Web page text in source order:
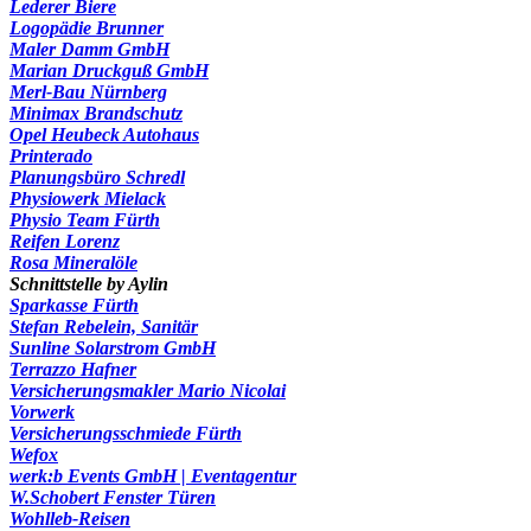
Lederer Biere
Logopädie Brunner
Maler Damm GmbH
Marian Druckguß GmbH
Merl-Bau Nürnberg
Minimax Brandschutz
Opel Heubeck Autohaus
Printerado
Planungsbüro Schredl
Physiowerk Mielack
Physio Team Fürth
Reifen Lorenz
Rosa Mineralöle
Schnittstelle by Aylin
Sparkasse Fürth
Stefan Rebelein, Sanitär
Sunline Solarstrom GmbH
Terrazzo Hafner
Versicherungsmakler Mario Nicolai
Vorwerk
Versicherungsschmiede Fürth
Wefox
werk:b Events GmbH | Eventagentur
W.Schobert Fenster Türen
Wohlleb-Reisen